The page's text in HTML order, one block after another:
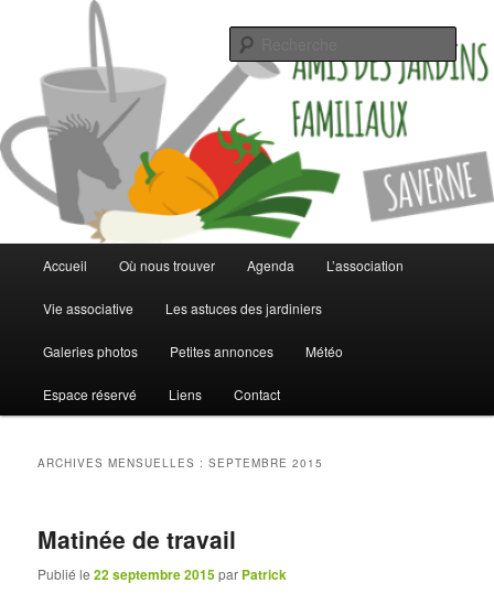
Les jardins familiaux de Saverne
Jardinez malin
principalAller
Aller
Accueil Où nous trouver Agenda L’association
Vie associative Les astuces des jardiniers
Galeries photos Petites annonces Météo
Espace réservé Liens Contact
ARCHIVES MENSUELLES :SEPTEMBRE 2015
Matinée de travail
Publié le22 septembre 2015par Patrick